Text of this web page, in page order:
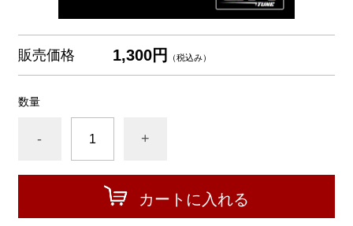
販売価格 1,300円 （税込み）
数量
- +
カートに入れる